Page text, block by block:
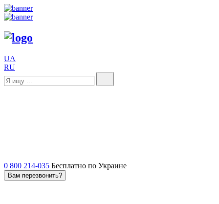
UA
RU
0 800 214-035 Бесплатно по Украине
Вам перезвонить?